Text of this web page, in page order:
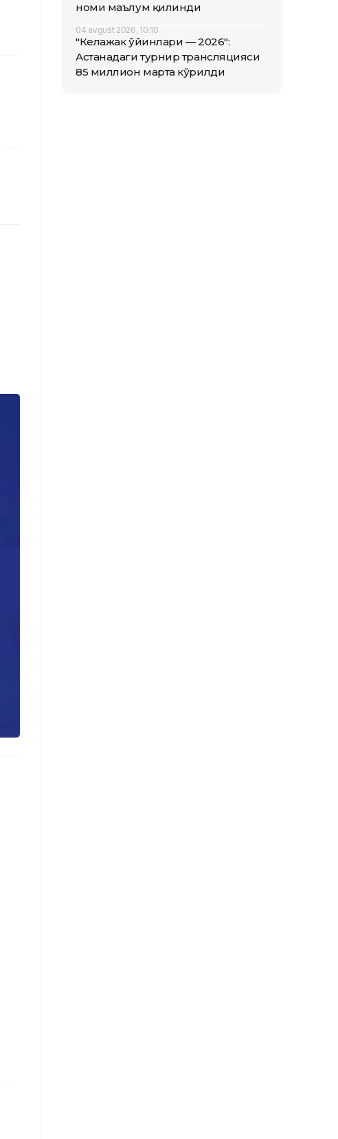
номи маълум қилинди
04 avgust 2026, 10:10
"Келажак ўйинлари — 2026":
Астанадаги турнир трансляцияси
85 миллион марта кўрилди